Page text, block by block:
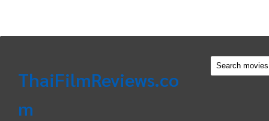
ThaiFilmReviews.co
m